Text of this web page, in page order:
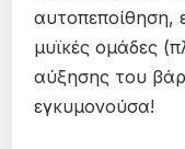
αυτοπεποίθηση,
μυϊκές ομάδες
αύξησης του
εγκυμονούσα!